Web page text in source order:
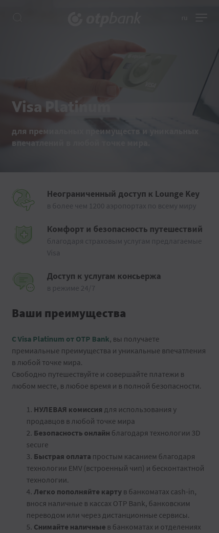
Visa Platinum
для премиальных преимуществ и уникальных
впечатлений в любой точке мира.
Неограниченный доступ к Lounge Key
в более чем 1200 аэропортах по всему миру
Комфорт и безопасность путешествий
благодаря страховым услугам предлагаемые
Visa
Доступ к услугам консьержа
в режиме 24/7
Ваши преимущества
С Visa Platinum от OTP Bank, вы получаете
премиальные преимущества и уникальные впечатления
в любой точке мира.
Свободно путешествуйте и совершайте платежи в
любом месте, в любое время и в полной безопасности.
1. НУЛЕВАЯ комиссия для использования у
продавцов в любой точке мира
2. Безопасность онлайн благодаря технологии 3D
secure
3. Быстрая оплата простым касанием благодаря
технологии EMV (встроенный чип) и бесконтактной
технологии.
4. Легко пополняйте карту в банкоматах cash-in,
внося наличные в кассах OTP Bank, банковским
переводом или через дистанционные сервисы.
5. Снимайте наличные в банкоматах и отделениях